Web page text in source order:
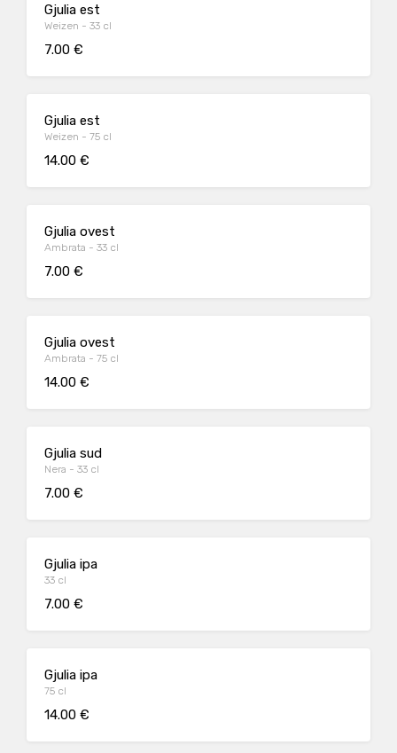
Gjulia est
Weizen - 33 cl
7.00 €
Gjulia est
Weizen - 75 cl
14.00 €
Gjulia ovest
Ambrata - 33 cl
7.00 €
Gjulia ovest
Ambrata - 75 cl
14.00 €
Gjulia sud
Nera - 33 cl
7.00 €
Gjulia ipa
33 cl
7.00 €
Gjulia ipa
75 cl
14.00 €